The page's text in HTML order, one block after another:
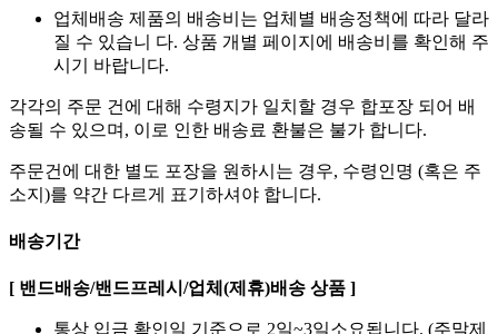
업체배송 제품의 배송비는 업체별 배송정책에 따라 달라
질 수 있습니 다. 상품 개별 페이지에 배송비를 확인해 주
시기 바랍니다.
각각의 주문 건에 대해 수령지가 일치할 경우 합포장 되어 배
송될 수 있으며, 이로 인한 배송료 환불은 불가 합니다.
주문건에 대한 별도 포장을 원하시는 경우, 수령인명 (혹은 주
소지)를 약간 다르게 표기하셔야 합니다.
배송기간
[ 밴드배송/밴드프레시/업체(제휴)배송 상품 ]
통상 입금 확인일 기준으로 2일~3일소요됩니다. (주말제